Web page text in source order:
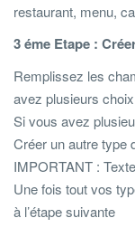
restaurant, menu,
3 éme Etape :
Remplissez les
avez plusieurs
Si vous avez
Créer un autre type
IMPORTANT :
Une fois tout vos
à l’étape suivante